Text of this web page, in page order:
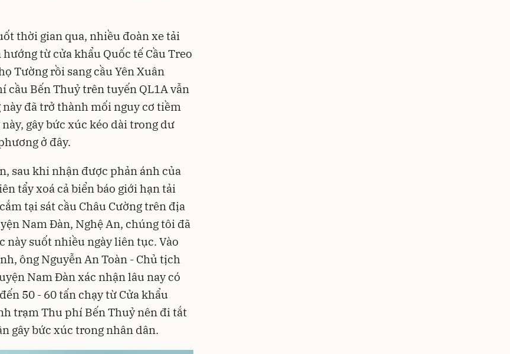
thời gian qua, nhiều đoàn xe tải
từ cửa khẩu Quốc tế Cầu Treo
Tường rồi sang cầu Yên Xuân
cầu Bến Thuỷ trên tuyến QL1A vẫn
đã trở thành mối nguy cơ tiềm
gây bức xúc kéo dài trong dư
ở đây.
sau khi nhận được phản ánh của
tẩy xoá cả biển báo giới hạn tải
tại sát cầu Châu Cường trên địa
Nam Đàn, Nghệ An, chúng tôi đã
này suốt nhiều ngày liên tục. Vào
ông Nguyễn An Toàn - Chủ tịch
Nam Đàn xác nhận lâu nay có
50 - 60 tấn chạy từ Cửa khẩu
trạm Thu phí Bến Thuỷ nên đi tắt
gây bức xúc trong nhân dân.